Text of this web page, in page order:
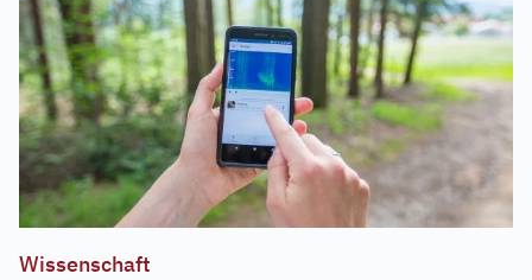
Wissenschaft